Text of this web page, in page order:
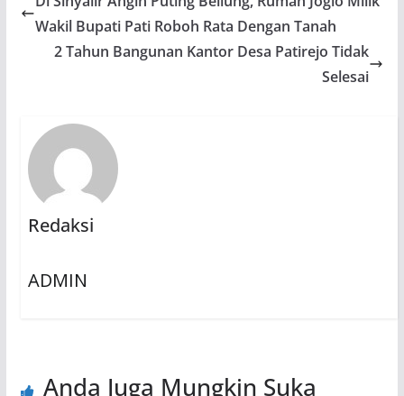
Wakil Bupati Pati Roboh Rata Dengan Tanah
2 Tahun Bangunan Kantor Desa Patirejo Tidak
Selesai
Redaksi
ADMIN
Anda Juga Mungkin Suka